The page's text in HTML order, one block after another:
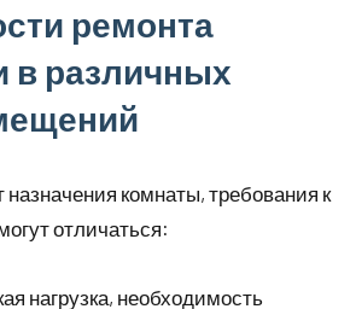
ремонта
в различных
комнаты, требования к
отличаться:
нагрузка, необходимость